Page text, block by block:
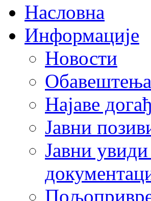
Насловна
Информације
Новости
Обавештења
Најаве
Јавни
Јавни